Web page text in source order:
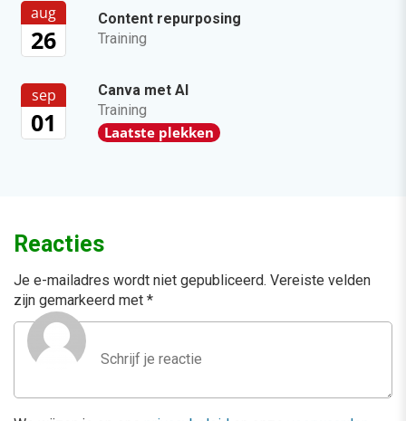
aug
26
Content repurposing
Training
sep
01
Canva met AI
Training
Laatste plekken
Reacties
Je e-mailadres wordt niet gepubliceerd. Vereiste velden
zijn gemarkeerd met *